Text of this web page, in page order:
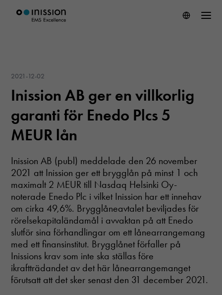
2021-12-02
Inission AB ger en villkorlig
garanti för Enedo Plcs 5
MEUR lån
Inission AB (publ) meddelade den 26 november
2021 att Inission ger ett brygglån på minst 1 och
maximalt 2 MEUR till Nasdaq Helsinki Oy-
noterade Enedo Plc i vilket Inission har ett innehav
om cirka 49,6%. Brygglåneavtalet beviljades för
rörelsekapitaländamål i avvaktan på att Enedo
slutför sina förhandlingar om ett lånearrangemang
med ett finansinstitut. Brygglånet förfaller på
Inissions krav som inte ska ställas före
ikraftträdandet av det här lånearrangemanget
förutsatt att det sker senast den 31 december 2021.